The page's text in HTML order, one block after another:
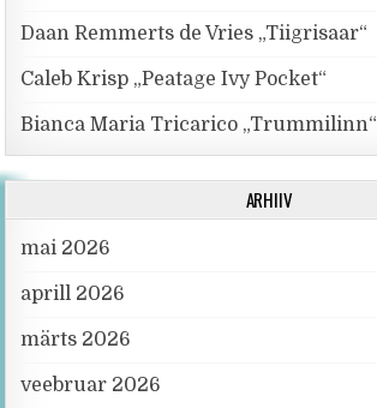
Daan Remmerts de Vries „Tiigrisaar“
Caleb Krisp „Peatage Ivy Pocket“
Bianca Maria Tricarico „Trummilinn“
ARHIIV
mai 2026
aprill 2026
märts 2026
veebruar 2026